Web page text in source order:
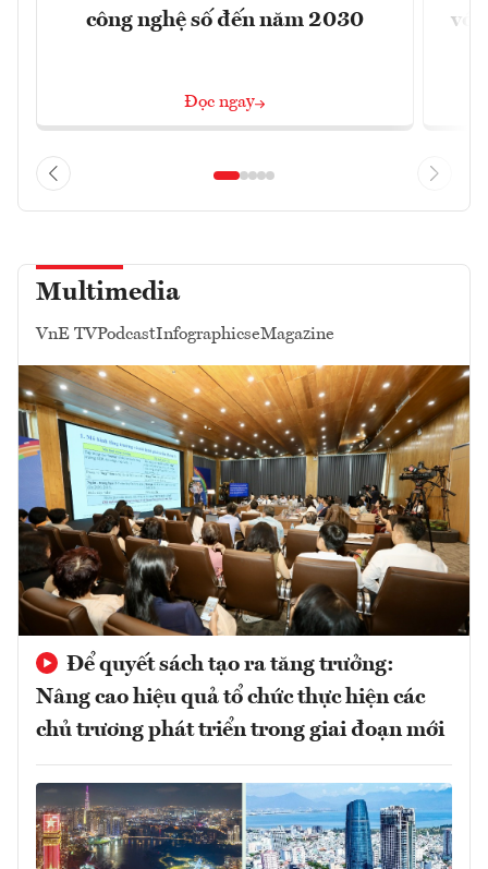
công nghệ số đến năm 2030
Đọc ngay
với
Multimedia
VnE TVPodcastInfographicseMagazine
Để quyết sách tạo ra tăng trưởng:
Nâng cao hiệu quả tổ chức thực hiện các
chủ trương phát triển trong giai đoạn mới